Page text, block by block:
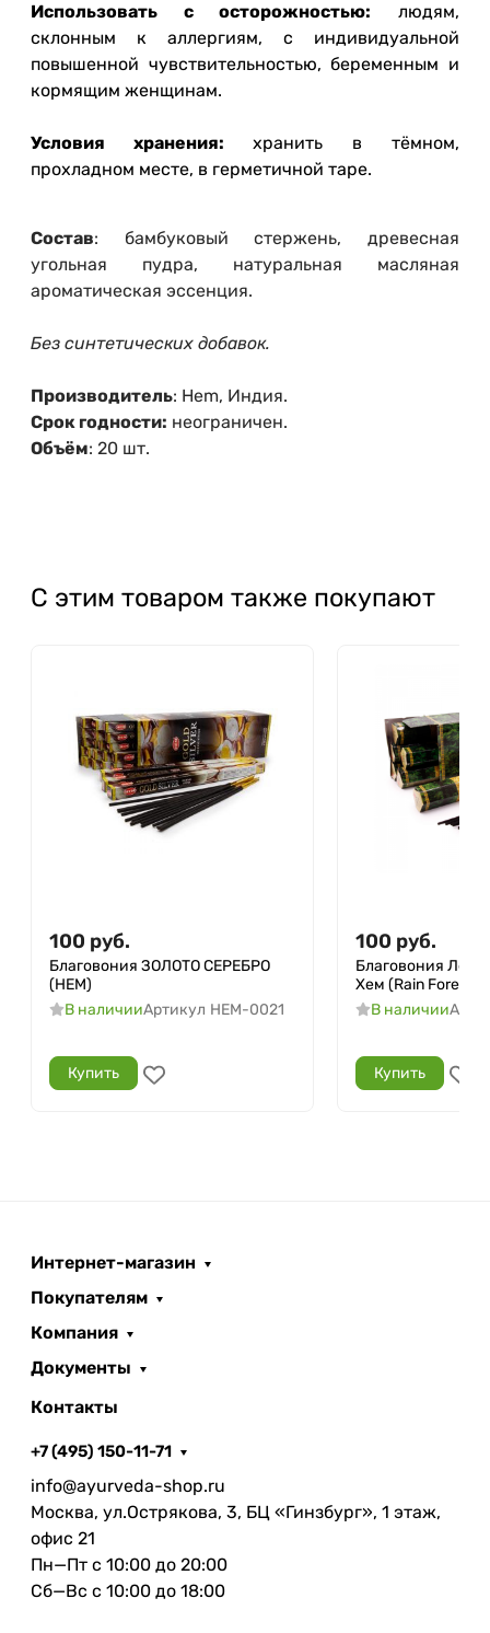
Использовать с осторожностью: людям,
склонным к аллергиям, с индивидуальной
повышенной чувствительностью, беременным и
кормящим женщинам.
Условия хранения: хранить в тёмном,
прохладном месте, в герметичной таре.
Состав: бамбуковый стержень, древесная
угольная пудра, натуральная масляная
ароматическая эссенция.
Без синтетических добавок.
Производитель: Hem, Индия.
Срок годности: неограничен.
Объём: 20 шт.
С этим товаром также покупают
100 руб.
Благовония ЗОЛОТО СЕРЕБРО
(HEM)
В наличииАртикул HEM-0021
Купить
100 руб.
Благовония Лес
Хем (Rain Forest
В наличии
Купить
Интернет-магазин
Покупателям
Компания
Документы
Контакты
+7 (495) 150-11-71
info@ayurveda-shop.ru
Москва, ул.Острякова, 3, БЦ «Гинзбург», 1 этаж,
офис 21
Пн—Пт с 10:00 до 20:00
Сб—Вс с 10:00 до 18:00